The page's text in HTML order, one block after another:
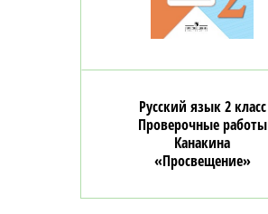
Русский язык 2 класс
Проверочные работы
Канакина
«Просвещение»